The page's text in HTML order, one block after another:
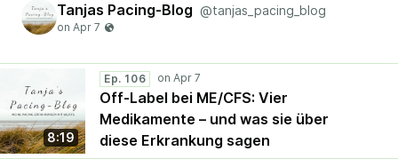
Tanjas Pacing-Blog @tanjas_pacing_blog
8:19
Ep. 106
Off-Label bei ME/CFS: Vier
Medikamente – und was sie über
diese Erkrankung sagen